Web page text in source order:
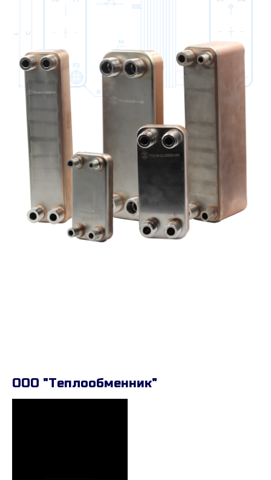
ООО "Теплообменник"